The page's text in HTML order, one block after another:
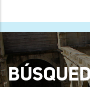
ayuda
a
la